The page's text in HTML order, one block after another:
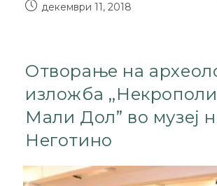
декември 11, 2018
Отворање на
изложба
Мали Дол” во музеј
Неготино